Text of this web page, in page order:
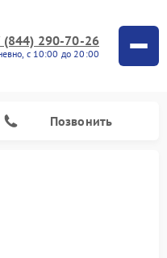
(844) 290-70-26
с 10:00 до 20:00
Позвонить